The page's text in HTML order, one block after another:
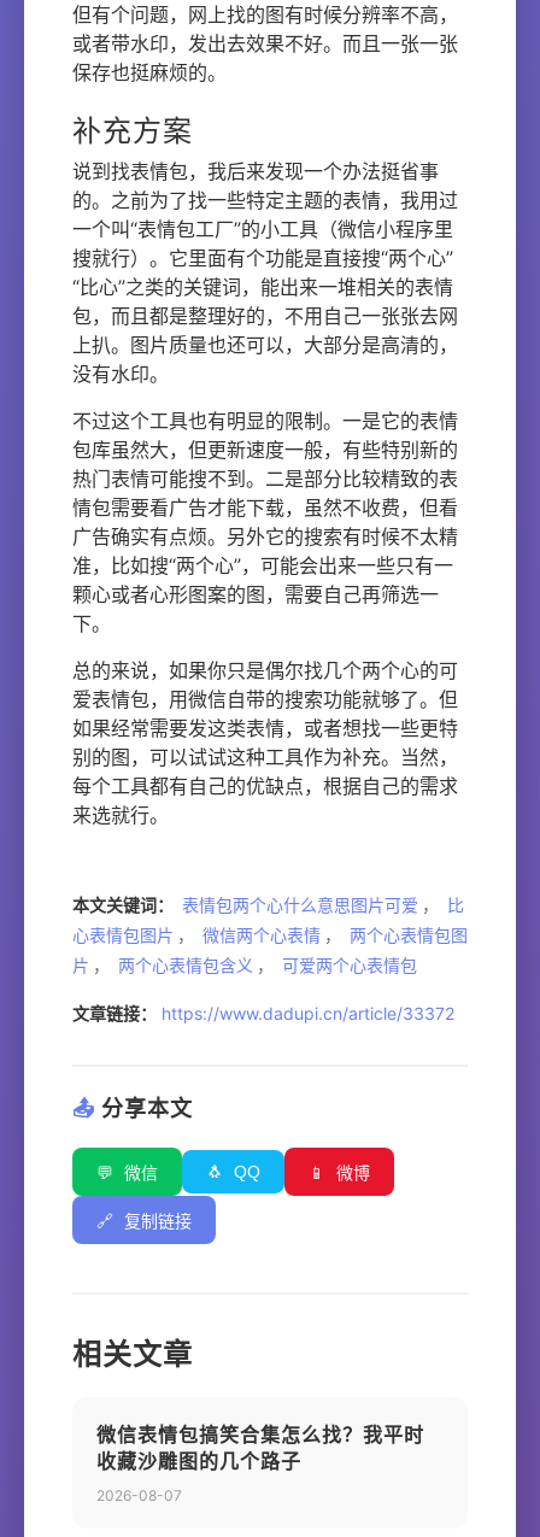
但有个问题，网上找的图有时候分辨率不高，
或者带水印，发出去效果不好。而且一张一张
保存也挺麻烦的。
补充方案
说到找表情包，我后来发现一个办法挺省事
的。之前为了找一些特定主题的表情，我用过
一个叫“表情包工厂”的小工具（微信小程序里
搜就行）。它里面有个功能是直接搜“两个心”
“比心”之类的关键词，能出来一堆相关的表情
包，而且都是整理好的，不用自己一张张去网
上扒。图片质量也还可以，大部分是高清的，
没有水印。
不过这个工具也有明显的限制。一是它的表情
包库虽然大，但更新速度一般，有些特别新的
热门表情可能搜不到。二是部分比较精致的表
情包需要看广告才能下载，虽然不收费，但看
广告确实有点烦。另外它的搜索有时候不太精
准，比如搜“两个心”，可能会出来一些只有一
颗心或者心形图案的图，需要自己再筛选一
下。
总的来说，如果你只是偶尔找几个两个心的可
爱表情包，用微信自带的搜索功能就够了。但
如果经常需要发这类表情，或者想找一些更特
别的图，可以试试这种工具作为补充。当然，
每个工具都有自己的优缺点，根据自己的需求
来选就行。
本文关键词： 表情包两个心什么意思图片可爱 ，
比
心表情包图片 ， 微信两个心表情 ，
两个心表情包图
片 ， 两个心表情包含义 ， 可爱两个心表情包
文章链接： https://www.dadupi.cn/article/33372
📤 分享本文
💬 微信 🐧 QQ 📱 微博
🔗 复制链接
相关文章
微信表情包搞笑合集怎么找？我平时
收藏沙雕图的几个路子
2026-08-07